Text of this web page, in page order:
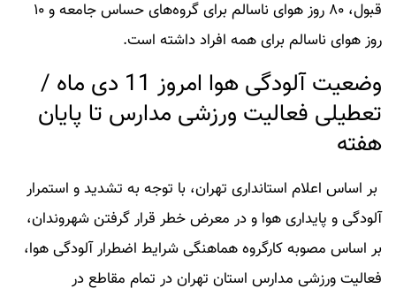
قبول، ۸۰ روز هوای ناسالم برای گروه‌های حساس جامعه و ۱۰
روز هوای ناسالم برای همه افراد داشته است.
وضعیت آلودگی هوا امروز 11 دی ماه /
تعطیلی فعالیت ورزشی مدارس تا پایان
هفته
بر اساس اعلام استانداری تهران، با توجه به تشدید و استمرار
آلودگی و پایداری هوا و در معرض خطر قرار گرفتن شهروندان،
بر اساس مصوبه کارگروه هماهنگی شرایط اضطرار آلودگی هوا،
فعالیت ورزشی مدارس استان تهران در تمام مقاطع در